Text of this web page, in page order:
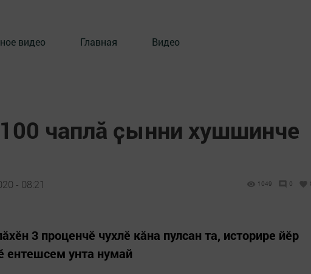
видео Главная Видео
чаплӑ ҫынни хушшинче
- 08:21 1049 0
3 проценчӗ чухлӗ кӑна пулсан та, историре йӗр
ентешсем унта нумай